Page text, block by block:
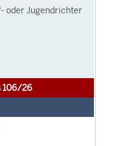
oder Jugendrichter
106/26